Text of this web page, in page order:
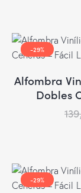
-29%
Alfombra
Dobles
-29%